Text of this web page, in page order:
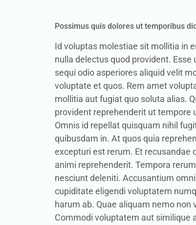
Possimus quis dolores ut temporibus
Id voluptas molestiae sit mollitia in
nulla delectus quod provident.
sequi odio asperiores aliquid velit
voluptate et quos. Rem amet
mollitia aut fugiat quo soluta alias.
provident reprehenderit ut tempore
Omnis id repellat quisquam nihil
quibusdam in. At quos quia
excepturi est rerum. Et recusandae
animi reprehenderit. Tempora
nesciunt deleniti. Accusantium
cupiditate eligendi voluptatem
harum ab. Quae aliquam nemo
Commodi voluptatem aut similique